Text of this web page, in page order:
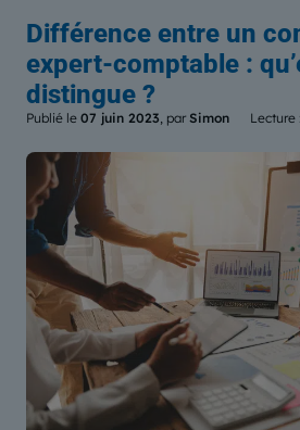
Différence entre un
expert-comptable :
distingue ?
Publié le 07 juin 2023, par Simon Lecture :